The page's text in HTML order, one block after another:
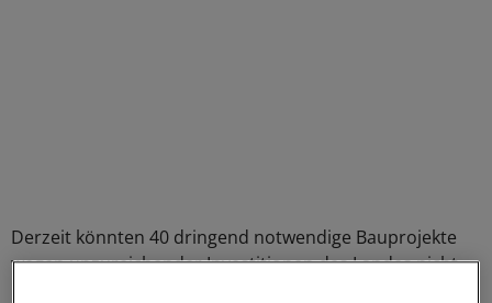
Derzeit könnten 40 dringend notwendige Bauprojekte
wegen unzureichender Investitionen des Landes nicht